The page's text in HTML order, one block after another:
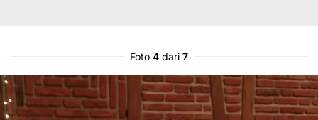
Foto 4 dari 7